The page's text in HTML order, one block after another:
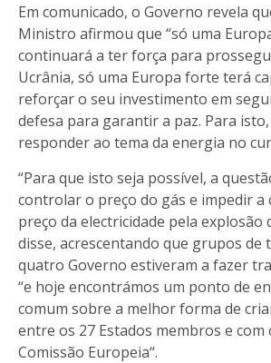
Em comunicado, o Governo revela
Ministro afirmou que “só uma
continuará a ter força para
Ucrânia, só uma Europa forte terá
reforçar o seu investimento em
defesa para garantir a paz. Para
responder ao tema da energia no
“Para que isto seja possível, a
controlar o preço do gás e impedir a
preço da electricidade pela explosão
disse, acrescentando que grupos de
quatro Governo estiveram a fazer
“e hoje encontrámos um ponto de
comum sobre a melhor forma de
entre os 27 Estados membros e com
Comissão Europeia“.